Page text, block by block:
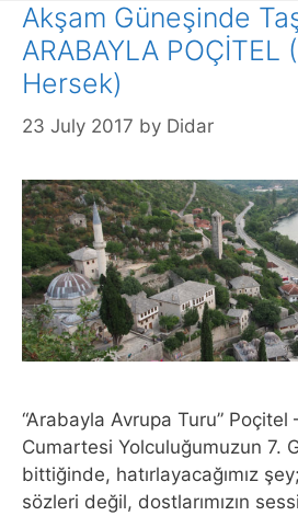
Akşam Güneşinde
ARABAYLA POÇİTEL
Hersek)
23 July 2017 by Didar
“Arabayla Avrupa Turu” Poçitel
Cumartesi Yolculuğumuzun 7.
bittiğinde, hatırlayacağımız
sözleri değil, dostlarımızın